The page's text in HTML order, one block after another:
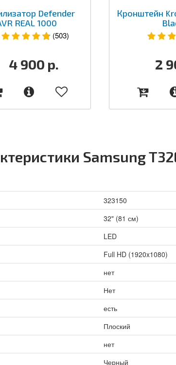
Defender
REAL 1000
(503)
4 900 р.
Кронштейн
2
Samsung
323150
32" (81 см)
LED
Full HD (1920x1080)
нет
Нет
есть
Плоский
нет
Черный